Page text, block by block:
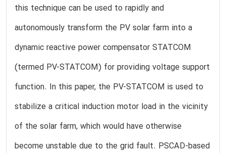
this technique can be used to rapidly and
autonomously transform the PV solar farm into a
dynamic reactive power compensator STATCOM
(termed PV-STATCOM) for providing voltage support
function. In this paper, the PV-STATCOM is used to
stabilize a critical induction motor load in the vicinity
of the solar farm, which would have otherwise
become unstable due to the grid fault. PSCAD-based